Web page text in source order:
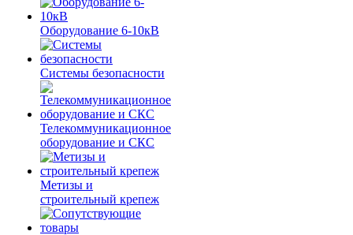
Оборудование 6-10кВ
Системы безопасности
Телекоммуникационное
оборудование и СКС
Метизы и
строительный крепеж